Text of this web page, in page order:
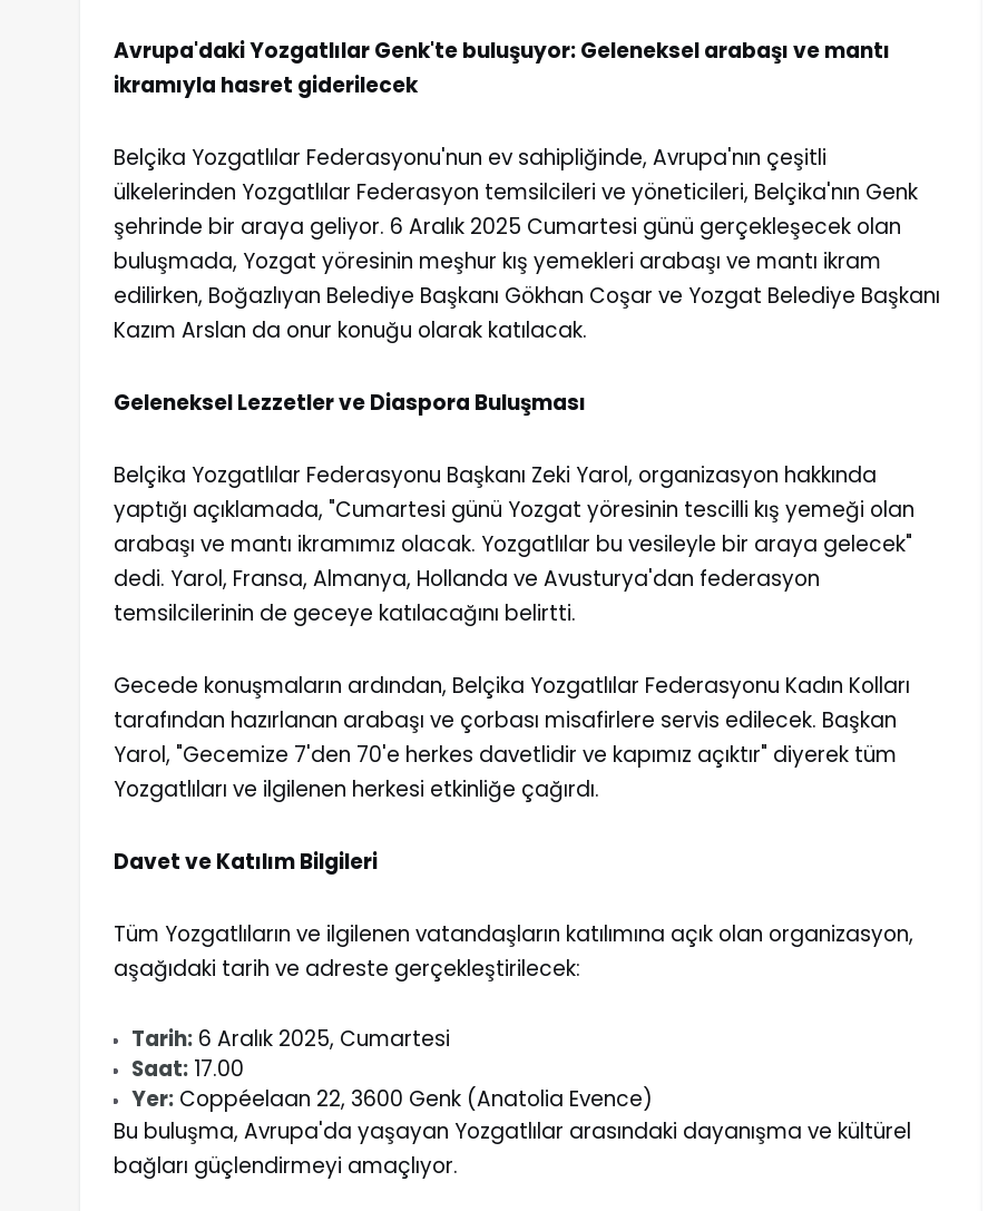
Avrupa'daki Yozgatlılar Genk'te buluşuyor: Geleneksel arabaşı ve mantı
ikramıyla hasret giderilecek
Belçika Yozgatlılar Federasyonu'nun ev sahipliğinde, Avrupa'nın çeşitli
ülkelerinden Yozgatlılar Federasyon temsilcileri ve yöneticileri, Belçika'nın Genk
şehrinde bir araya geliyor. 6 Aralık 2025 Cumartesi günü gerçekleşecek olan
buluşmada, Yozgat yöresinin meşhur kış yemekleri arabaşı ve mantı ikram
edilirken, Boğazlıyan Belediye Başkanı Gökhan Coşar ve Yozgat Belediye Başkanı
Kazım Arslan da onur konuğu olarak katılacak.
Geleneksel Lezzetler ve Diaspora Buluşması
Belçika Yozgatlılar Federasyonu Başkanı Zeki Yarol, organizasyon hakkında
yaptığı açıklamada, "Cumartesi günü Yozgat yöresinin tescilli kış yemeği olan
arabaşı ve mantı ikramımız olacak. Yozgatlılar bu vesileyle bir araya gelecek"
dedi. Yarol, Fransa, Almanya, Hollanda ve Avusturya'dan federasyon
temsilcilerinin de geceye katılacağını belirtti.
Gecede konuşmaların ardından, Belçika Yozgatlılar Federasyonu Kadın Kolları
tarafından hazırlanan arabaşı ve çorbası misafirlere servis edilecek. Başkan
Yarol, "Gecemize 7'den 70'e herkes davetlidir ve kapımız açıktır" diyerek tüm
Yozgatlıları ve ilgilenen herkesi etkinliğe çağırdı.
Davet ve Katılım Bilgileri
Tüm Yozgatlıların ve ilgilenen vatandaşların katılımına açık olan organizasyon,
aşağıdaki tarih ve adreste gerçekleştirilecek:
Tarih: 6 Aralık 2025, Cumartesi
Saat: 17.00
Yer: Coppéelaan 22, 3600 Genk (Anatolia Evence)
Bu buluşma, Avrupa'da yaşayan Yozgatlılar arasındaki dayanışma ve kültürel
bağları güçlendirmeyi amaçlıyor.